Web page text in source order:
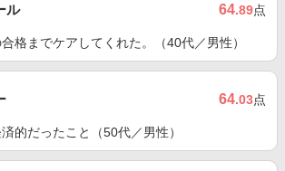
ル 64.89点
格までケアしてくれた。（40代／男性）
64.03点
的だったこと（50代／男性）